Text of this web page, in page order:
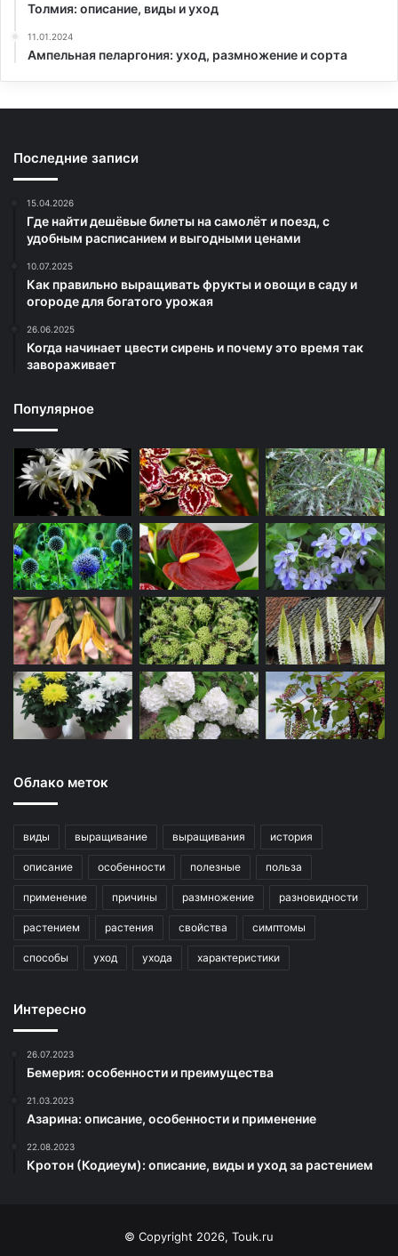
Толмия: описание, виды и уход
11.01.2024
Ампельная пеларгония: уход, размножение и сорта
Последние записи
15.04.2026
Где найти дешёвые билеты на самолёт и поезд, с
удобным расписанием и выгодными ценами
10.07.2025
Как правильно выращивать фрукты и овощи в саду и
огороде для богатого урожая
26.06.2025
Когда начинает цвести сирень и почему это время так
завораживает
Популярное
Облако меток
виды выращивание выращивания история
описание особенности полезные польза
применение причины размножение разновидности
растением растения свойства симптомы
способы уход ухода характеристики
Интересно
26.07.2023
Бемерия: особенности и преимущества
21.03.2023
Азарина: описание, особенности и применение
22.08.2023
Кротон (Кодиеум): описание, виды и уход за растением
© Copyright 2026, Touk.ru